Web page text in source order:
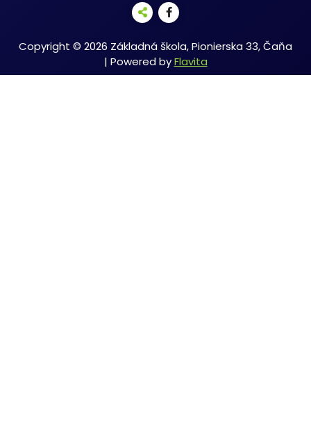
Copyright © 2026 Základná škola, Pionierska 33, Čaňa
| Powered byFlavita